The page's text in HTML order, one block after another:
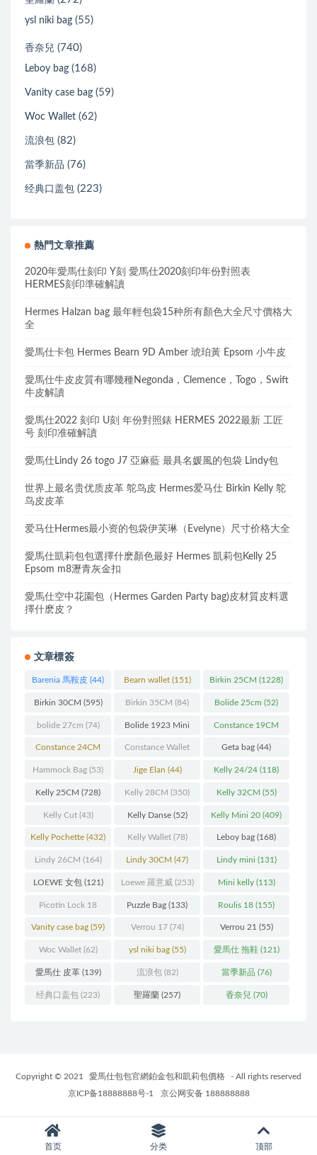
ysl niki bag (55)
香奈兒 (740)
Leboy bag (168)
Vanity case bag (59)
Woc Wallet (62)
流浪包 (82)
當季新品 (76)
经典口盖包 (223)
熱門文章推薦
2020年愛馬仕刻印 Y刻 愛馬仕2020刻印年份對照表
HERMES刻印準確解讀
Hermes Halzan bag 最年輕包袋15种所有顏色大全尺寸價格大
全
愛馬仕卡包 Hermes Bearn 9D Amber 琥珀黃 Epsom 小牛皮
愛馬仕牛皮皮質有哪幾種Negonda，Clemence，Togo，Swift
牛皮解讀
愛馬仕2022 刻印 U刻 年份對照錶 HERMES 2022最新 工匠
号 刻印准確解讀
愛馬仕Lindy 26 togo J7 亞麻藍 最具名媛風的包袋 Lindy包
世界上最名贵优质皮革 鸵鸟皮 Hermes爱马仕 Birkin Kelly 鸵
鸟皮皮革
爱马仕Hermes最小资的包袋伊芙琳（Evelyne）尺寸价格大全
愛馬仕凱莉包包選擇什麽顏色最好 Hermes 凱莉包Kelly 25
Epsom m8瀝青灰金扣
愛馬仕空中花園包（Hermes Garden Party bag)皮材質皮料選
擇什麽皮？
文章標簽
Barenia 馬鞍皮 (44) Bearn wallet(151) Birkin 25CM (1228)
Birkin 30CM (595) Birkin 35CM (84) Bolide 25cm (52)
bolide 27cm (74) Bolide 1923 Mini
(93)
Constance 19CM
(571)
Constance 24CM
(216)
Constance Wallet
(60)
Geta bag (44)
Hammock Bag (53) Jige Elan (44) Kelly 24/24 (118)
Kelly 25CM (728) Kelly 28CM (350) Kelly 32CM (55)
Kelly Cut(43) Kelly Danse(52) Kelly Mini 20 (409)
Kelly Pochette (432) Kelly Wallet(78) Leboy bag (168)
Lindy 26CM (164) Lindy 30CM (47) Lindy mini (131)
LOEWE 女包(121) Loewe 羅意威(253) Mini kelly(113)
Picotin Lock 18
(202)
Puzzle Bag (133) Roulis 18 (155)
Vanity case bag (59) Verrou 17(74) Verrou 21 (55)
Woc Wallet(62) ysl niki bag(55) 愛馬仕 拖鞋(121)
愛馬仕 皮革(139) 流浪包(82) 當季新品 (76)
经典口盖包 (223) 聖羅蘭 (257) 香奈兒 (70)
Copyright © 2021 愛馬仕包包官網鉑金包和凱莉包價格
- All rights reserved
京ICP备18888888号-1
京公网安备 188888888
首页 分类 顶部